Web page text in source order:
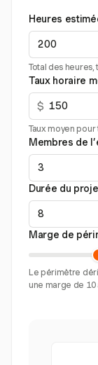
Heures
Total des
Taux horaire
$
Taux moyen
Membres de
Durée du
Marge de
Le périmètre
une marge de 10